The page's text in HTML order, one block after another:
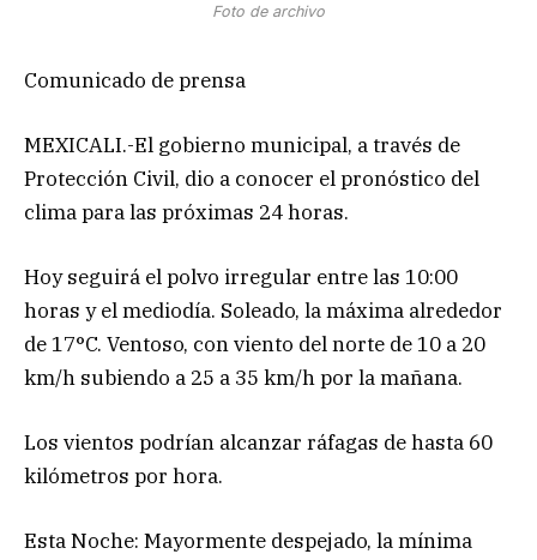
Foto de archivo
Comunicado de prensa
MEXICALI.-El gobierno municipal, a través de
Protección Civil, dio a conocer el pronóstico del
clima para las próximas 24 horas.
Hoy seguirá el polvo irregular entre las 10:00
horas y el mediodía. Soleado, la máxima alrededor
de 17°C. Ventoso, con viento del norte de 10 a 20
km/h subiendo a 25 a 35 km/h por la mañana.
Los vientos podrían alcanzar ráfagas de hasta 60
kilómetros por hora.
Esta Noche: Mayormente despejado, la mínima